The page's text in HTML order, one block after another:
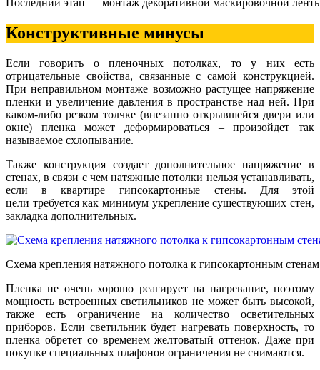
Последний этап — монтаж декоративной маскировочной
Конструктивные минусы
Если говорить о пленочных потолках, то у них есть
отрицательные свойства, связанные с самой конструкцией.
При неправильном монтаже возможно растущее напряжение
пленки и увеличение давления в пространстве над ней. При
каком-либо резком толчке (внезапно открывшейся двери или
окне) пленка может деформироваться – произойдет так
называемое схлопывание.
Также конструкция создает дополнительное напряжение в
стенах, в связи с чем натяжные потолки нельзя устанавливать,
если в квартире гипсокартонные стены. Для этой
цели требуется как минимум укрепление существующих стен,
закладка дополнительных.
Схема крепления натяжного потолка к гипсокартонным стенам
Пленка не очень хорошо реагирует на нагревание, поэтому
мощность встроенных светильников не может быть высокой,
также есть ограничение на количество осветительных
приборов. Если светильник будет нагревать поверхность, то
пленка обретет со временем желтоватый оттенок. Даже при
покупке специальных плафонов ограничения не снимаются.